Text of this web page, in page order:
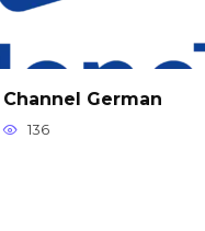
Channel German
136